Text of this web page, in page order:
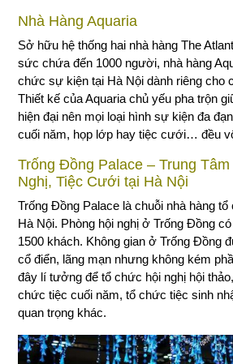
Nhà Hàng Aquaria
Sở hữu hệ thống hai nhà hàng The
sức chứa đến 1000 người, nhà hàng
chức sự kiện tại Hà Nội dành riêng cho
Thiết kế của Aquaria chủ yếu pha trộn
hiện đại nên mọi loại hình sự kiện đa
cuối năm, họp lớp hay tiệc cưới… đều
Trống Đồng Palace – Trung
Nghị, Tiệc Cưới tại Hà Nội
Trống Đồng Palace là chuỗi nhà hàng
Hà Nội. Phòng hội nghị ở Trống Đồng
1500 khách. Không gian ở Trống Đồng
cổ điển, lãng mạn nhưng không kém
đây lí tưởng để tổ chức hội nghị hội
chức tiệc cuối năm, tổ chức tiệc sinh
quan trọng khác.